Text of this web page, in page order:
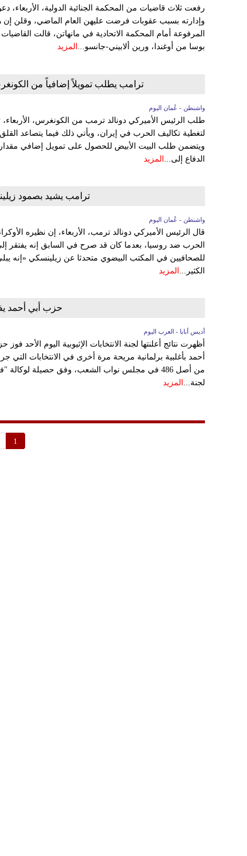
رفعت ثلاث قاضيات من المحكمة الجنائية الدولية،
وإدارته بسبب عقوبات فرضت عليهن العام الماضي، وقلن إن
المرفوعة أمام المحكمة الاتحادية في مانهاتن، قالت
بوسا ‌من أوغندا، ​ورين ‌ألابيني-جانسو... المزيد
ترامب يطلب تمويلاً إضافياً من الكونغرس بقيمة 88 مليار دولار لتغطية
واشنطن - عُمان اليوم
لتغطية تكاليف الحرب في إيران، ويأتي ذلك فيما يتصاعد
الدفاع إلى... المزيد
ترامب يشيد بصمود
واشنطن - عُمان اليوم
قال الرئيس الأميركي دونالد ترمب، الأربعاء، إن نظيره
الحرب ضد روسيا، بعدما كان قد صرح في السابق إنه يفتقر
للصحافيين في المكتب البيضوي متحدثا عن زيلينسكي «إنه
الكثير...
المزيد
حزب أبي أحمد
أديس أبابا - العرب اليوم
أظهرت نتائج أعلنتها لجنة الانتخابات الإثيوبية اليوم الأحد
من أصل 486 في مجلس نواب الشعب، وفق حصيلة
لجنة... المزيد
1